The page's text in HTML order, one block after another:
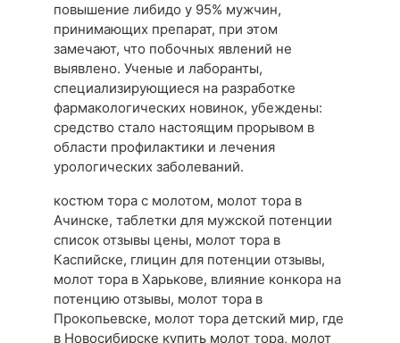
повышение либидо у 95% мужчин,
принимающих препарат, при этом
замечают, что побочных явлений не
выявлено. Ученые и лаборанты,
специализирующиеся на разработке
фармакологических новинок, убеждены:
средство стало настоящим прорывом в
области профилактики и лечения
урологических заболеваний.
костюм тора с молотом, молот тора в
Ачинске, таблетки для мужской потенции
список отзывы цены, молот тора в
Каспийске, глицин для потенции отзывы,
молот тора в Харькове, влияние конкора на
потенцию отзывы, молот тора в
Прокопьевске, молот тора детский мир, где
в Новосибирске купить молот тора, молот